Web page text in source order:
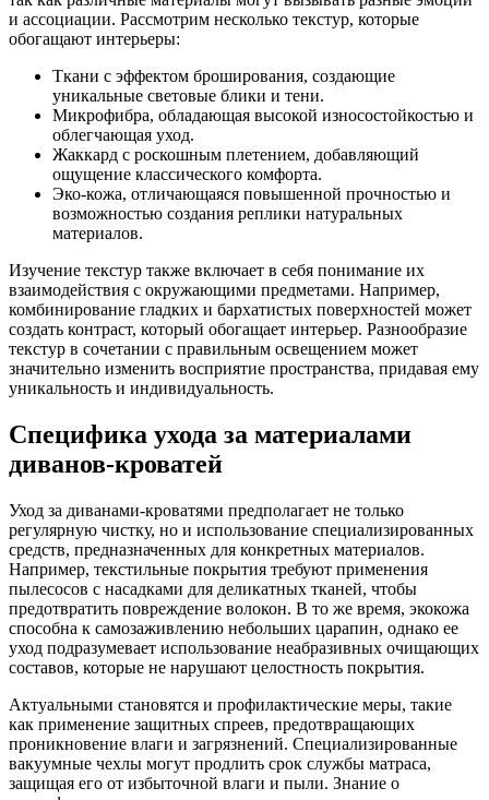
и ассоциации. Рассмотрим несколько текстур, которые
обогащают интерьеры:
Ткани с эффектом броширования, создающие
уникальные световые блики и тени.
Микрофибра, обладающая высокой износостойкостью и
облегчающая уход.
Жаккард с роскошным плетением, добавляющий
ощущение классического комфорта.
Эко-кожа, отличающаяся повышенной прочностью и
возможностью создания реплики натуральных
материалов.
Изучение текстур также включает в себя понимание их
взаимодействия с окружающими предметами. Например,
комбинирование гладких и бархатистых поверхностей может
создать контраст, который обогащает интерьер. Разнообразие
текстур в сочетании с правильным освещением может
значительно изменить восприятие пространства, придавая ему
уникальность и индивидуальность.
Специфика ухода за материалами
диванов-кроватей
Уход за диванами-кроватями предполагает не только
регулярную чистку, но и использование специализированных
средств, предназначенных для конкретных материалов.
Например, текстильные покрытия требуют применения
пылесосов с насадками для деликатных тканей, чтобы
предотвратить повреждение волокон. В то же время, экокожа
способна к самозаживлению небольших царапин, однако ее
уход подразумевает использование неабразивных очищающих
составов, которые не нарушают целостность покрытия.
Актуальными становятся и профилактические меры, такие
как применение защитных спреев, предотвращающих
проникновение влаги и загрязнений. Специализированные
вакуумные чехлы могут продлить срок службы матраса,
защищая его от избыточной влаги и пыли. Знание о